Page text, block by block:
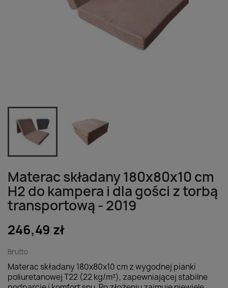
Materac składany 180x80x10 cm
H2 do kampera i dla gości z torbą
transportową - 2019
246,49 zł
Brutto
Materac składany 180x80x10 cm z wygodnej pianki
poliuretanowej T22 (22 kg/m³), zapewniającej stabilne